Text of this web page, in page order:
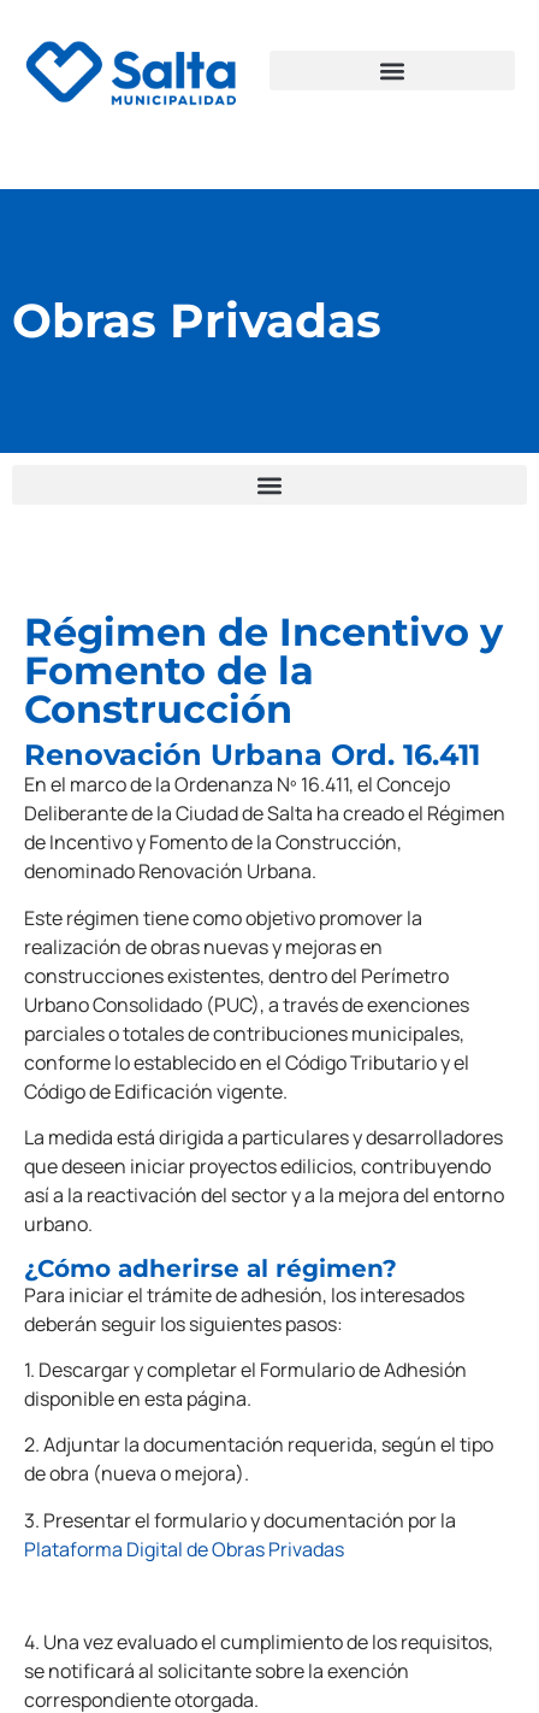
Obras Privadas
Régimen de Incentivo y
Fomento de la
Construcción
Renovación Urbana Ord. 16.411
En el marco de la Ordenanza Nº 16.411, el Concejo
Deliberante de la Ciudad de Salta ha creado el Régimen
de Incentivo y Fomento de la Construcción,
denominado Renovación Urbana.
Este régimen tiene como objetivo promover la
realización de obras nuevas y mejoras en
construcciones existentes, dentro del Perímetro
Urbano Consolidado (PUC), a través de exenciones
parciales o totales de contribuciones municipales,
conforme lo establecido en el Código Tributario y el
Código de Edificación vigente.
La medida está dirigida a particulares y desarrolladores
que deseen iniciar proyectos edilicios, contribuyendo
así a la reactivación del sector y a la mejora del entorno
urbano.
¿Cómo adherirse al régimen?
Para iniciar el trámite de adhesión, los interesados
deberán seguir los siguientes pasos:
1. Descargar y completar el Formulario de Adhesión
disponible en esta página.
2. Adjuntar la documentación requerida, según el tipo
de obra (nueva o mejora).
3. Presentar el formulario y documentación por la
Plataforma Digital de Obras Privadas
4. Una vez evaluado el cumplimiento de los requisitos,
se notificará al solicitante sobre la exención
correspondiente otorgada.